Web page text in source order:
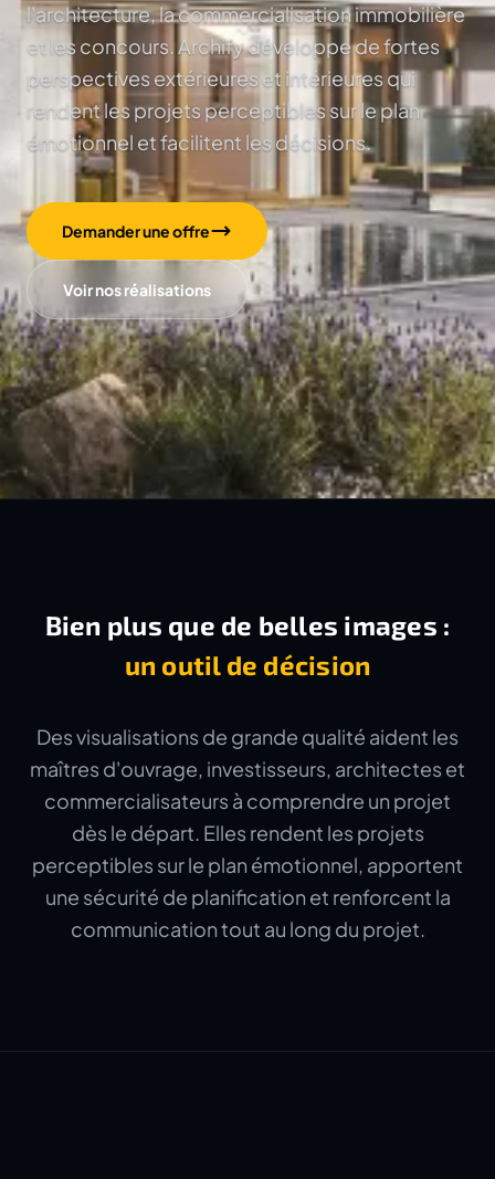
l'architecture, la commercialisation immobilière
et les concours. Archify développe de fortes
perspectives extérieures et intérieures qui
rendent les projets perceptibles sur le plan
émotionnel et facilitent les décisions.
Demander une offre
Voir nos réalisations
Bien plus que de belles images :
un outil de décision
Des visualisations de grande qualité aident les
maîtres d'ouvrage, investisseurs, architectes et
commercialisateurs à comprendre un projet
dès le départ. Elles rendent les projets
perceptibles sur le plan émotionnel, apportent
une sécurité de planification et renforcent la
communication tout au long du projet.